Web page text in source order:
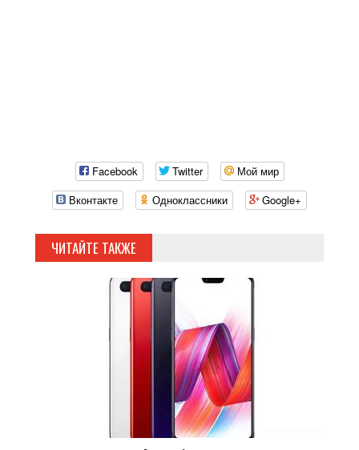
Facebook Twitter
Мой мир
Вконтакте
Одноклассники Google+
ЧИТАЙТЕ ТАКЖЕ